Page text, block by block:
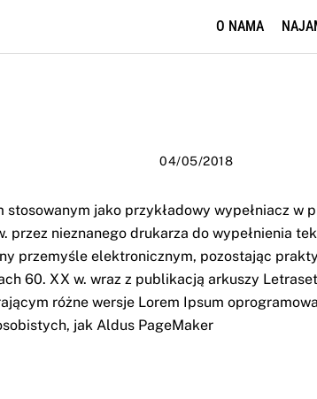
O NAMA
04/05/2018
stosowanym jako przykładowy wypełniacz w
przez nieznanego drukarza do wypełnienia
przemyśle elektronicznym, pozostając
60. XX w. wraz z publikacją arkuszy
różne wersje Lorem Ipsum
jak Aldus PageMaker